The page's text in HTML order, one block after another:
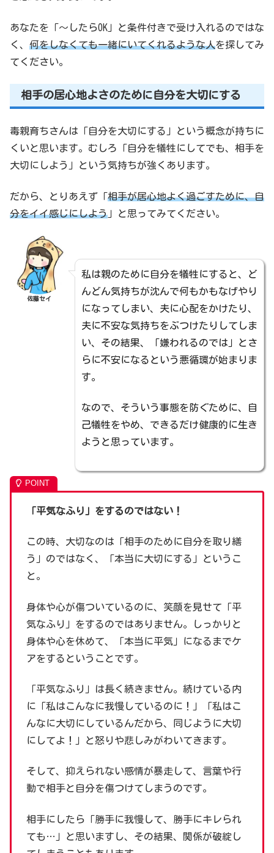
あなたを「～したらOK」と条件付きで受け入れるのではな
く、 何をしなくても一緒にいてくれるような人を探してみ
てください。
相手の居心地よさのために自分を大切にする
毒親育ちさんは「自分を大切にする」という概念が持ちに
くいと思います。むしろ「自分を犠牲にしてでも、相手を
大切にしよう」という気持ちが強くあります。
だから、とりあえず「相手が居心地よく過ごすために、自
分をイイ感じにしよう 」と思ってみてください。
佐藤セイ
私は親のために自分を犠牲にすると、ど
んどん気持ちが沈んで何もかもなげやり
になってしまい、夫に心配をかけたり、
夫に不安な気持ちをぶつけたりしてしま
い、その結果、「嫌われるのでは」とさ
らに不安になるという悪循環が始まりま
す。
なので、そういう事態を防ぐために、自
己犠牲をやめ、できるだけ健康的に生き
ようと思っています。
「平気なふり」をするのではない！
この時、大切なのは「相手のために自分を取り繕
う」のではなく、「本当に大切にする」というこ
と。
身体や心が傷ついているのに、笑顔を見せて「平
気なふり」をするのではありません。しっかりと
身体や心を休めて、「本当に平気」になるまでケ
アをするということです。
「平気なふり」は長く続きません。続けている内
に「私はこんなに我慢しているのに！」「私はこ
んなに大切にしているんだから、同じように大切
にしてよ！」と怒りや悲しみがわいてきます。
そして、抑えられない感情が暴走して、言葉や行
動で相手と自分を傷つけてしまうのです。
相手にしたら「勝手に我慢して、勝手にキレられ
ても…」と思いますし、その結果、関係が破綻し